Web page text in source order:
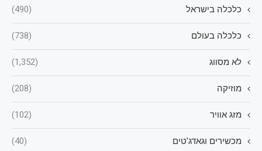
כלכלה בישראל (490)
כלכלה בעולם (738)
לא מסווג (1,352)
מוזיקה (208)
מזג אוויר (102)
מכשירים וגאדג'טים (40)